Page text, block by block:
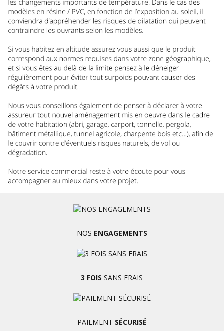
NOS ENGAGEMENTS
3 FOIS SANS FRAIS
PAIEMENT SÉCURISÉ